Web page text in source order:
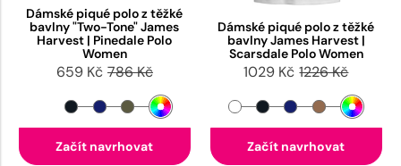
Dámské piqué polo z těžké
bavlny "Two-Tone" James
Harvest | Pinedale Polo
Women
659 Kč 786 Kč
Začít navrhovat
Dámské piqué polo z těžké
bavlny James Harvest |
Scarsdale Polo Women
1029 Kč 1226 Kč
Začít navrhovat